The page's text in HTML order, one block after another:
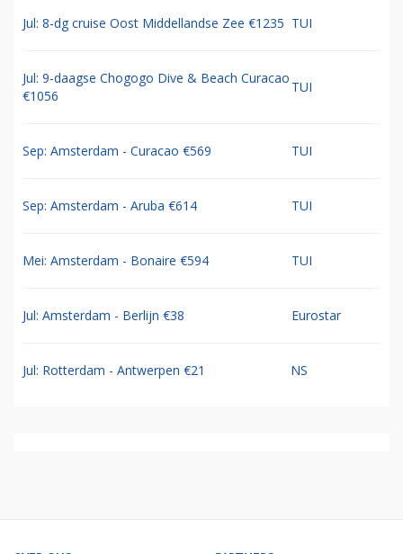
Jul: 8-dg cruise Oost Middellandse Zee €1235 TUI
Jul: 9-daagse Chogogo Dive & Beach Curacao
€1056
TUI
Sep: Amsterdam - Curacao €569 TUI
Sep: Amsterdam - Aruba €614 TUI
Mei: Amsterdam - Bonaire €594 TUI
Jul: Amsterdam - Berlijn €38 Eurostar
Jul: Rotterdam - Antwerpen €21 NS